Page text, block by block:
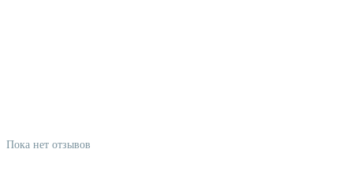
Пока нет отзывов